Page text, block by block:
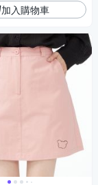
加入購物車